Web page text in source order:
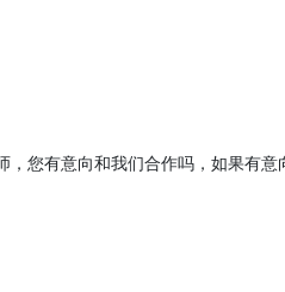
您有意向和我们合作吗，如果有意